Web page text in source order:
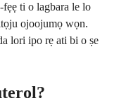
ti o lagbara le lo
ojoojumọ wọn.
lori ipo rẹ ati bi o ṣe